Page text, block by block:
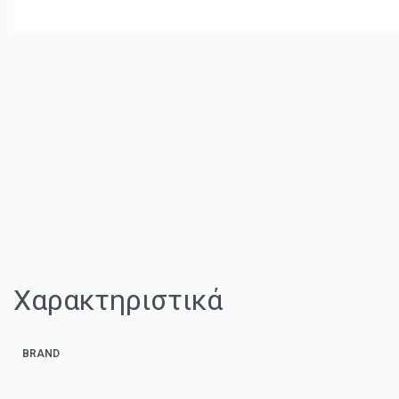
Χαρακτηριστικά
BRAND